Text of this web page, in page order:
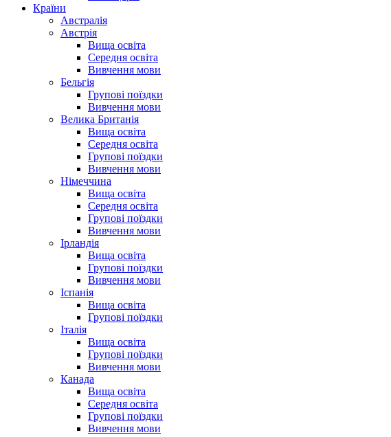
Країни
Австралія
Австрія
Вища освіта
Середня освіта
Вивчення мови
Бельгія
Групові поїздки
Вивчення мови
Велика Британія
Вища освіта
Середня освіта
Групові поїздки
Вивчення мови
Німеччина
Вища освіта
Середня освіта
Групові поїздки
Вивчення мови
Ірландія
Вища освіта
Групові поїздки
Вивчення мови
Іспанія
Вища освіта
Групові поїздки
Італія
Вища освіта
Групові поїздки
Вивчення мови
Канада
Вища освіта
Середня освіта
Групові поїздки
Вивчення мови